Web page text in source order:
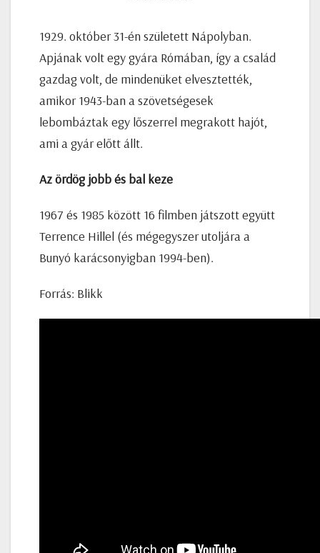
1929. október 31-én született Nápolyban.
Apjának volt egy gyára Rómában, így a család
gazdag volt, de mindenüket elvesztették,
amikor 1943-ban a szövetségesek
lebombáztak egy lőszerrel megrakott hajót,
ami a gyár előtt állt.
Az ördög jobb és bal keze
1967 és 1985 között 16 filmben játszott együtt
Terrence Hillel (és mégegyszer utoljára a
Bunyó karácsonyigban 1994-ben).
Forrás: Blikk